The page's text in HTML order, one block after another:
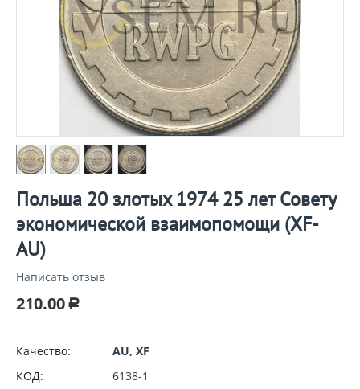
Польша 20 злотых 1974 25 лет Совету
экономической взаимопомощи (XF-
AU)
Написать отзыв
210.00 Р
Качество:
AU, XF
КОД:
6138-1